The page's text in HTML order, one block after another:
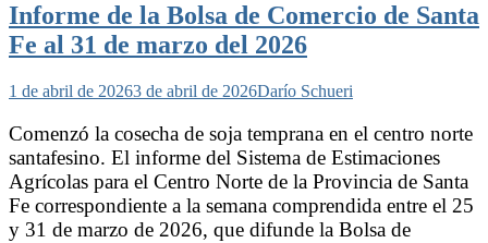
Informe de la Bolsa de Comercio de Santa
Fe al 31 de marzo del 2026
1 de abril de 20263 de abril de 2026Darío Schueri
Comenzó la cosecha de soja temprana en el centro norte
santafesino. El informe del Sistema de Estimaciones
Agrícolas para el Centro Norte de la Provincia de Santa
Fe correspondiente a la semana comprendida entre el 25
y 31 de marzo de 2026, que difunde la Bolsa de